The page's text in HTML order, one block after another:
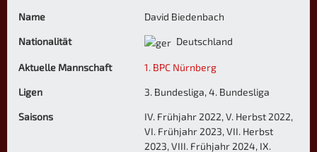
Name David Biedenbach
Nationalität Deutschland
Aktuelle Mannschaft 1. BPC Nürnberg
Ligen 3. Bundesliga, 4. Bundesliga
Saisons
IV. Frühjahr 2022, V. Herbst 2022,
VI. Frühjahr 2023, VII. Herbst
2023, VIII. Frühjahr 2024, IX.